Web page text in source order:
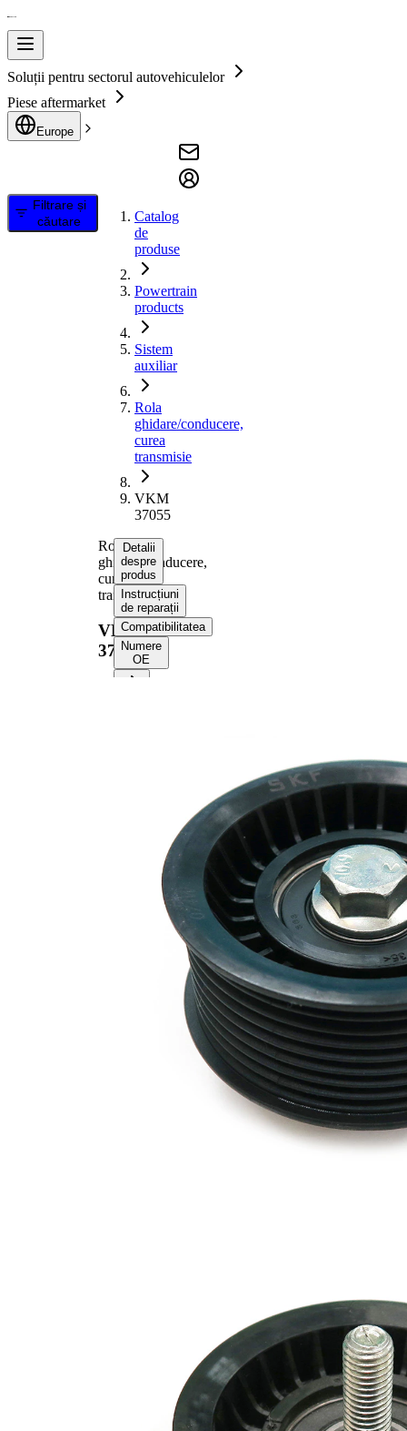
Soluții pentru sectorul autovehiculelor
Piese aftermarket
Europe
Filtrare și
căutare
Catalog
de
produse
Powertrain
products
Sistem
auxiliar
Rola
ghidare/conducere,
curea
transmisie
VKM
37055
Rola
ghidare/conducere,
curea
transmisie
VKM
37055
Detalii
despre
produs
Instrucțiuni
de reparații
Compatibilitatea
Numere
OE
33,5
mm
plastic
Diametru
79 mm